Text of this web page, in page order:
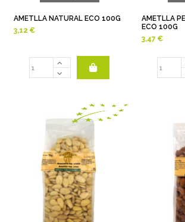
AMETLLA NATURAL ECO 100G
3,12 €
AMETLLA
ECO 100G
3,47 €